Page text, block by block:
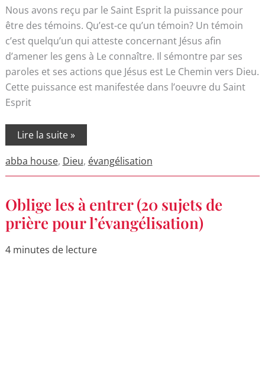
Nous avons reçu par le Saint Esprit la puissance pour
être des témoins. Qu’est-ce qu’un témoin? Un témoin
c’est quelqu’un qui atteste concernant Jésus afin
d’amener les gens à Le connaître. Il sémontre par ses
paroles et ses actions que Jésus est Le Chemin vers Dieu.
Cette puissance est manifestée dans l’oeuvre du Saint
Esprit
Lire la suite »
abba house, Dieu, évangélisation
Oblige les à entrer (20 sujets de
prière pour l’évangélisation)
4 minutes de lecture
Oblige
les
à
entrer
sujets
de